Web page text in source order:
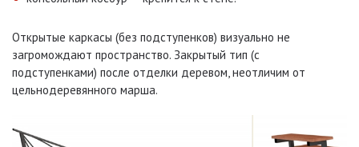
Открытые каркасы (без подступенков) визуально не
загромождают пространство. Закрытый тип (с
подступенками) после отделки деревом, неотличим от
цельнодеревянного марша.